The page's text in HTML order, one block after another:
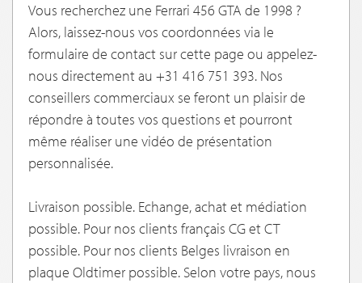
Vous recherchez une Ferrari 456 GTA de 1998 ?
Alors, laissez-nous vos coordonnées via le
formulaire de contact sur cette page ou appelez-
nous directement au +31 416 751 393. Nos
conseillers commerciaux se feront un plaisir de
répondre à toutes vos questions et pourront
même réaliser une vidéo de présentation
personnalisée.
Livraison possible. Echange, achat et médiation
possible. Pour nos clients français CG et CT
possible. Pour nos clients Belges livraison en
plaque Oldtimer possible. Selon votre pays, nous